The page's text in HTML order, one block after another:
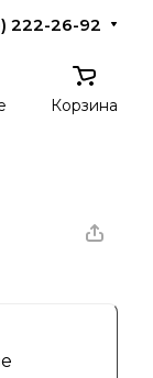
222-26-92
Корзина